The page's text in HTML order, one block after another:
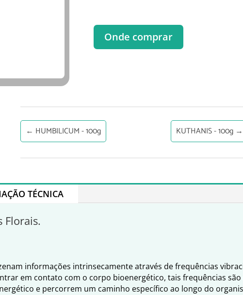
Onde comprar
← HUMBILICUM - 100g KUTHANIS - 100g →
TÉCNICA
Florais.
informações intrinsecamente através de frequências
em contato com o corpo bioenergético, tais frequências
e percorrem um caminho específico ao longo do